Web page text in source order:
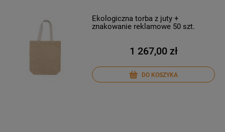
Ekologiczna torba z juty +
znakowanie reklamowe 50 szt.
1 267,00 zł
DO KOSZYKA